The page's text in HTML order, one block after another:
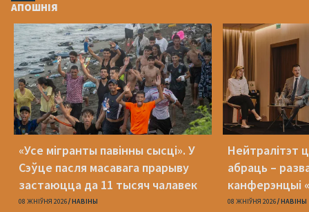
АПОШНІЯ
«Усе мігранты павінны сысці». У
Сэўце пасля масавага прарыву
застаюцца да 11 тысяч чалавек
08 ЖНІЎНЯ 2026 НАВІНЫ
Нейтралітэт
абраць –
канферэнцыі
08 ЖНІЎНЯ 2026 НАВІНЫ